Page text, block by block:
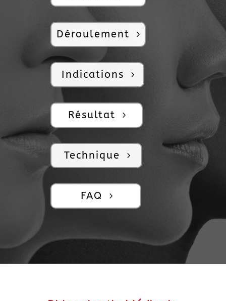
Déroulement
Indications
Résultat
Technique
FAQ